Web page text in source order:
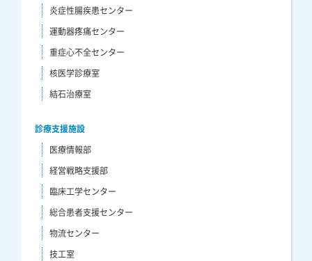
炎症性腸疾患センター
運動器疼痛センター
重症心不全センター
核医学診療室
結石治療室
診療支援施設
医療情報部
経営戦略支援部
臨床工学センター
総合患者支援センター
物流センター
技工室